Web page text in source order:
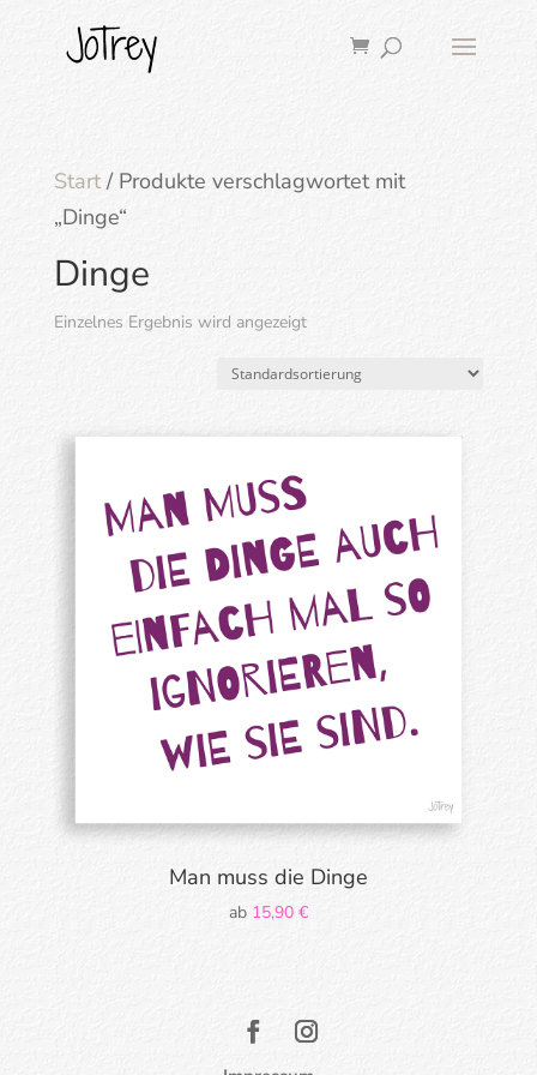
Start/ Produkte verschlagwortet mit
„Dinge“
Dinge
Einzelnes Ergebnis wird angezeigt
Man muss die Dinge
ab 15,90 €